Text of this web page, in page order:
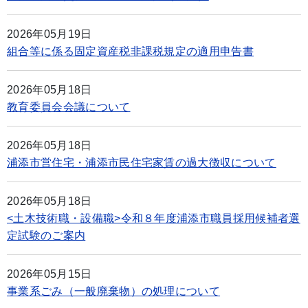
2026年05月19日
組合等に係る固定資産税非課税規定の適用申告書
2026年05月18日
教育委員会会議について
2026年05月18日
浦添市営住宅・浦添市民住宅家賃の過大徴収について
2026年05月18日
<土木技術職・設備職>令和８年度浦添市職員採用候補者選
定試験のご案内
2026年05月15日
事業系ごみ（一般廃棄物）の処理について